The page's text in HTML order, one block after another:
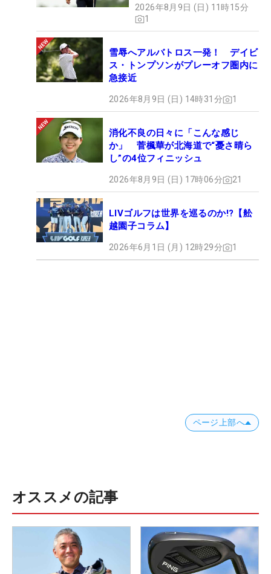
2026年8月9日 (日) 11時15分
1
雪辱へアルバトロス一発！ デイビ
ス・トンプソンがプレーオフ圏内に
急接近
2026年8月9日 (日) 14時31分 1
消化不良の日々に「こんな感じ
か」 菅楓華が北海道で“憂さ晴ら
し”の4位フィニッシュ
2026年8月9日 (日) 17時06分 21
LIVゴルフは世界を巡るのか!?【舩
越園子コラム】
2026年6月1日 (月) 12時29分 1
ページ上部へ
オススメの記事